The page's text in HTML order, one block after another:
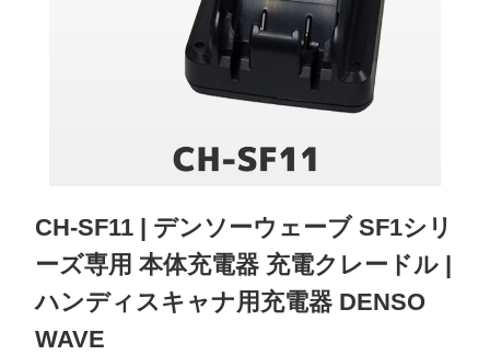
CH-SF11 | デンソーウェーブ SF1シリ
ーズ専用 本体充電器 充電クレードル |
ハンディスキャナ用充電器 DENSO
WAVE